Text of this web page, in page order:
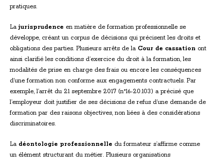
pratiques.
La jurisprudence en matière de formation professionnelle se
développe, créant un corpus de décisions qui précisent les droits et
obligations des parties. Plusieurs arrêts de la Cour de cassation ont
ainsi clarifié les conditions d’exercice du droit à la formation, les
modalités de prise en charge des frais ou encore les conséquences
d’une formation non conforme aux engagements contractuels. Par
exemple, l’arrêt du 21 septembre 2017 (n°16-20.103) a précisé que
l’employeur doit justifier de ses décisions de refus d’une demande de
formation par des raisons objectives, non liées à des considérations
discriminatoires.
La déontologie professionnelle du formateur s’affirme comme
un élément structurant du métier. Plusieurs organisations